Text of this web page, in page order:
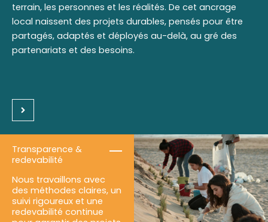
terrain, les personnes et les réalités. De cet ancrage
local naissent des projets durables, pensés pour être
partagés, adaptés et déployés au-delà, au gré des
partenariats et des besoins.
Transparence &
redevabilité
Nous travaillons avec
des méthodes claires, un
suivi rigoureux et une
redevabilité continue